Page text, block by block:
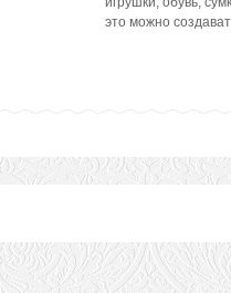
это можно